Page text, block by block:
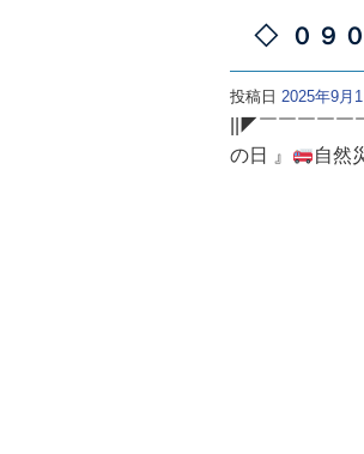
◇ ０９
投稿日 2025年9月1
||◤￣￣￣￣
の日 』
自然